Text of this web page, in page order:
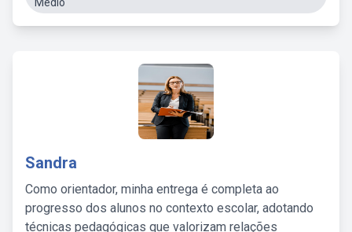
Sandra
Como orientador, minha entrega é completa ao
progresso dos alunos no contexto escolar, adotando
técnicas pedagógicas que valorizam relações